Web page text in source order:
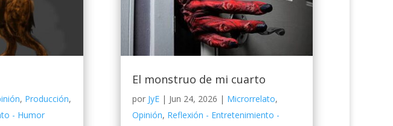
, Producción,
- Humor
El monstruo de mi cuarto
por JyE| Jun 24, 2026 | Microrrelato,
Opinión, Reflexión - Entretenimiento -